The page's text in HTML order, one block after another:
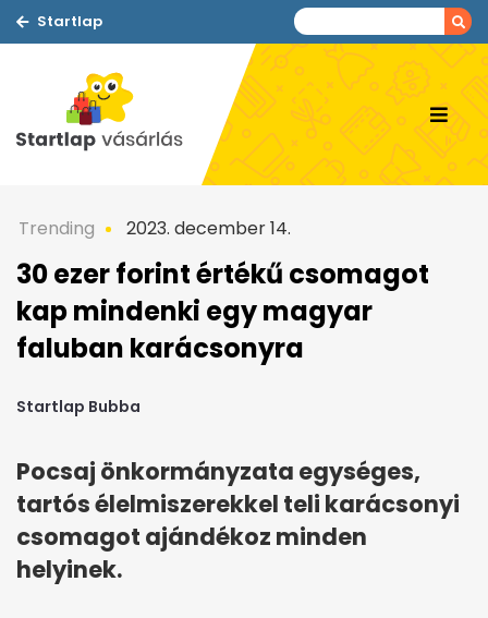
Startlap
Trending 2023. december 14.
30 ezer forint értékű csomagot
kap mindenki egy magyar
faluban karácsonyra
Startlap Bubba
Pocsaj önkormányzata egységes,
tartós élelmiszerekkel teli karácsonyi
csomagot ajándékoz minden
helyinek.